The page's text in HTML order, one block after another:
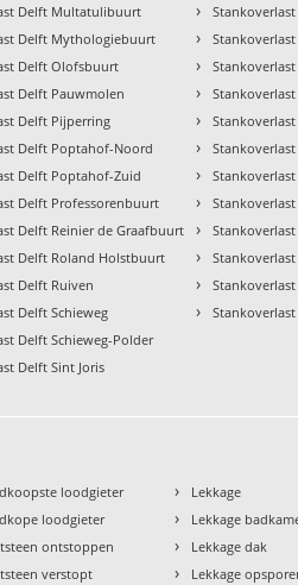
Delft Multatulibuurt
Delft Mythologiebuurt
Delft Olofsbuurt
Delft Pauwmolen
Delft Pijperring
Delft Poptahof-Noord
Delft Poptahof-Zuid
Delft Professorenbuurt
Delft Reinier de Graafbuurt
Delft Roland Holstbuurt
Delft Ruiven
Delft Schieweg
Delft Schieweg-Polder
Delft Sint Joris
›
›
›
›
›
›
›
›
›
›
›
›
loodgieter
loodgieter
ontstoppen
verstopt
› Lekkage
› Lekkage
› Lekkage dak
› Lekkage